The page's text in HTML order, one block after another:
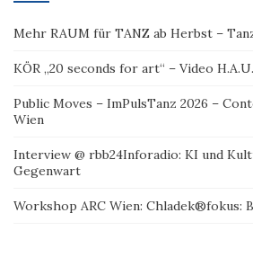
Mehr RAUM für TANZ ab Herbst –
KÖR „20 seconds for art“ – Video
Public Moves – ImPulsTanz 2026 –
Wien
Interview @ rbb24Inforadio: KI und
Gegenwart
Workshop ARC Wien: Chladek®fokus: